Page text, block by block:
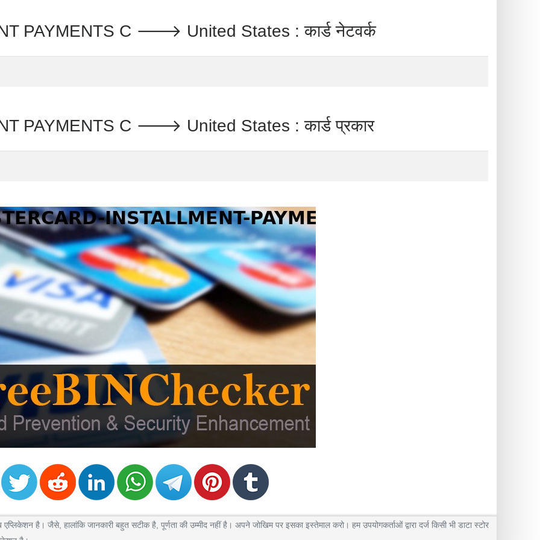
PAYMENTS C 🡒 United States : कार्ड नेटवर्क
PAYMENTS C 🡒 United States : कार्ड प्रकार
है। जैसे, हालांकि जानकारी बहुत सटीक है, पूर्णता की उम्मीद नहीं है। अपने जोखिम पर इसका इस्तेमाल करो। हम उपयोगकर्ताओं द्वारा दर्ज किसी भी डाटा स्टोर